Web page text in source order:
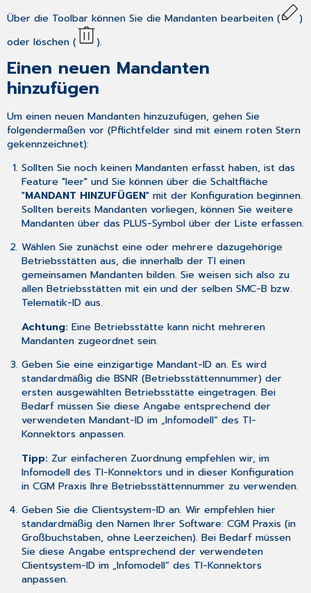
Über die Toolbar können Sie die Mandanten bearbeiten (
)
oder löschen (
).
Einen neuen Mandanten
hinzufügen
Um einen neuen Mandanten hinzuzufügen, gehen Sie
folgendermaßen vor (Pflichtfelder sind mit einem roten Stern
gekennzeichnet):
Sollten Sie noch keinen Mandanten erfasst haben, ist das
Feature "leer" und Sie können über die Schaltfläche
"MANDANT HINZUFÜGEN" mit der Konfiguration beginnen.
Sollten bereits Mandanten vorliegen, können Sie weitere
Mandanten über das PLUS-Symbol über der Liste erfassen.
Wählen Sie zunächst eine oder mehrere dazugehörige
Betriebsstätten aus, die innerhalb der TI einen
gemeinsamen Mandanten bilden. Sie weisen sich also zu
allen Betriebsstätten mit ein und der selben SMC-B bzw.
Telematik-ID aus.
Achtung: Eine Betriebsstätte kann nicht mehreren
Mandanten zugeordnet sein.
Geben Sie eine einzigartige Mandant-ID an. Es wird
standardmäßig die BSNR (Betriebsstättennummer) der
ersten ausgewählten Betriebsstätte eingetragen. Bei
Bedarf müssen Sie diese Angabe entsprechend der
verwendeten Mandant-ID im „Infomodell“ des TI-
Konnektors anpassen.
Tipp: Zur einfacheren Zuordnung empfehlen wir, im
Infomodell des TI-Konnektors und in dieser Konfiguration
in CGM Praxis Ihre Betriebsstättennummer zu verwenden.
Geben Sie die Clientsystem-ID an. Wir empfehlen hier
standardmäßig den Namen Ihrer Software: CGM Praxis (in
Großbuchstaben, ohne Leerzeichen). Bei Bedarf müssen
Sie diese Angabe entsprechend der verwendeten
Clientsystem-ID im „Infomodell“ des TI-Konnektors
anpassen.